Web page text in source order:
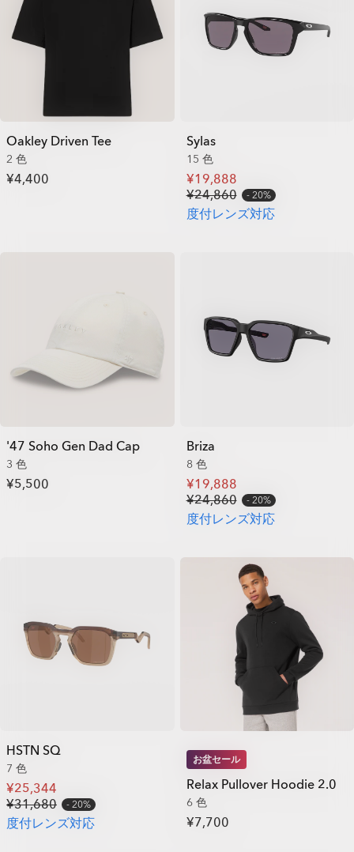
Oakley Driven Tee
2 色
¥4,400
Sylas
15 色
¥19,888
¥24,860
20%
度付レンズ対応
'47 Soho Gen Dad Cap
3 色
¥5,500
Briza
8 色
¥19,888
¥24,860
20%
度付レンズ対応
HSTN SQ
7 色
¥25,344
¥31,680
20%
度付レンズ対応
お盆セール
Relax Pullover Hoodie 2.0
6 色
¥7,700